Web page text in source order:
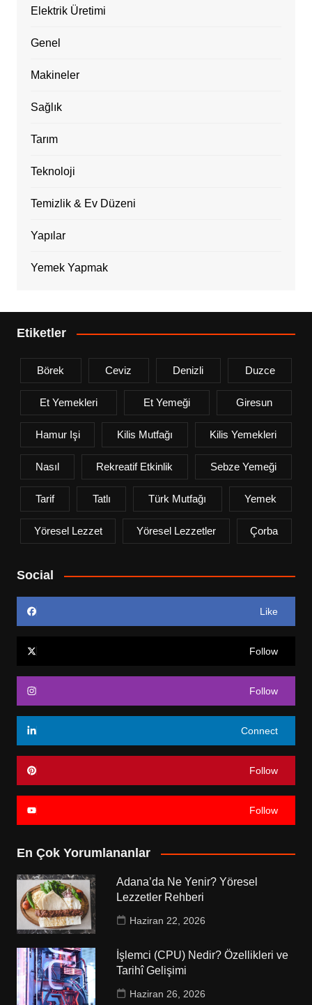
Elektrik Üretimi
Genel
Makineler
Sağlık
Tarım
Teknoloji
Temizlik & Ev Düzeni
Yapılar
Yemek Yapmak
Etiketler
Börek Ceviz Denizli Duzce
Et Yemekleri Et Yemeği Giresun
Hamur Işi Kilis Mutfağı Kilis Yemekleri
Nasıl Rekreatif Etkinlik Sebze Yemeği
Tarif Tatlı Türk Mutfağı Yemek
Yöresel Lezzet Yöresel Lezzetler Çorba
Social
Like
Follow
Follow
Connect
Follow
Follow
En Çok Yorumlananlar
Adana’da Ne Yenir? Yöresel
Lezzetler Rehberi
Haziran 22, 2026
İşlemci (CPU) Nedir? Özellikleri ve
Tarihî Gelişimi
Haziran 26, 2026